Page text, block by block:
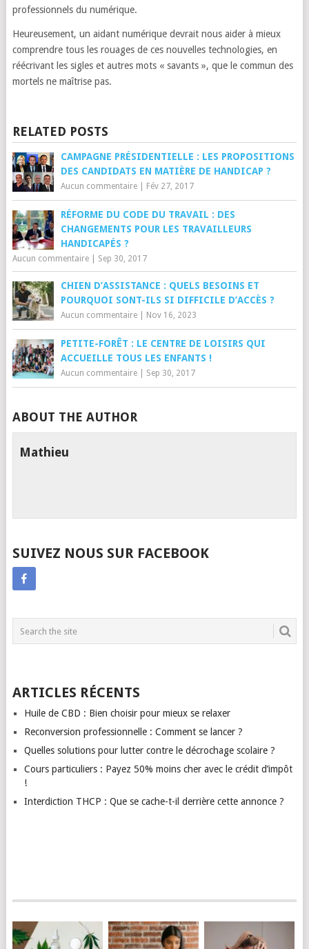
professionnels du numérique.
Heureusement, un aidant numérique devrait nous aider à mieux
comprendre tous les rouages de ces nouvelles technologies, en
réécrivant les sigles et autres mots « savants », que le commun des
mortels ne maîtrise pas.
RELATED POSTS
CAMPAGNE PRÉSIDENTIELLE : LES PROPOSITIONS
DES CANDIDATS EN MATIÈRE DE HANDICAP ?
Aucun commentaire| Fév 27, 2017
RÉFORME DU CODE DU TRAVAIL : DES
CHANGEMENTS POUR LES TRAVAILLEURS
HANDICAPÉS ?
Aucun commentaire| Sep 30, 2017
CHIEN D’ASSISTANCE : QUELS BESOINS ET
POURQUOI SONT-ILS SI DIFFICILE D’ACCÈS ?
Aucun commentaire| Nov 16, 2023
PETITE-FORÊT : LE CENTRE DE LOISIRS QUI
ACCUEILLE TOUS LES ENFANTS !
Aucun commentaire| Sep 30, 2017
ABOUT THE AUTHOR
Mathieu
SUIVEZ NOUS SUR FACEBOOK
ARTICLES RÉCENTS
Huile de CBD : Bien choisir pour mieux se relaxer
Reconversion professionnelle : Comment se lancer ?
Quelles solutions pour lutter contre le décrochage scolaire ?
Cours particuliers : Payez 50% moins cher avec le crédit d’impôt
!
Interdiction THCP : Que se cache-t-il derrière cette annonce ?